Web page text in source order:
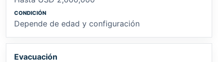
Depende de edad y configuración
Evacuación